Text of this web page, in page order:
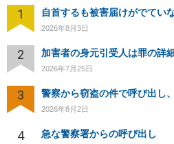
1 自首するも被害届けがでてい
2026年8月3日
2 加害者の身元引受人は罪の詳
2026年7月25日
3 警察から窃盗の件で呼び出し
2026年8月2日
4 急な警察署からの呼び出し